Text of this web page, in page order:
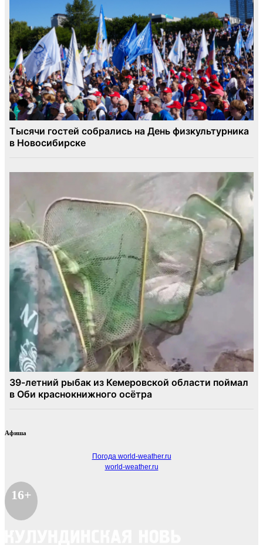
Афиша
Погода world-weather.ru
world-weather.ru
16+